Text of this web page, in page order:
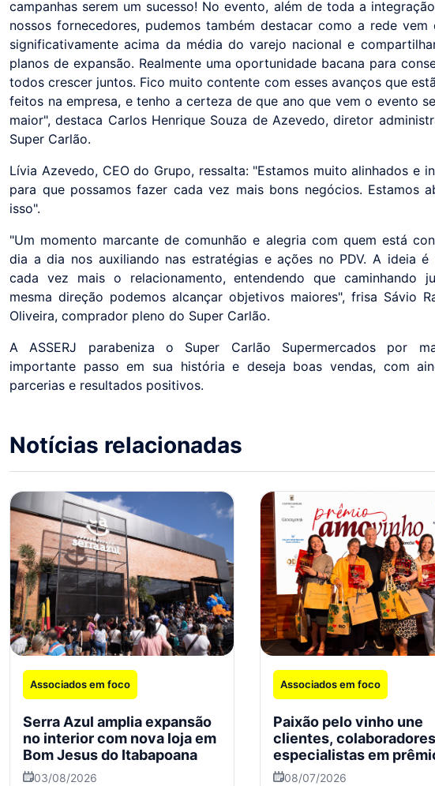
campanhas serem um sucesso! No evento, além de toda a
nossos fornecedores, pudemos também destacar como a rede vem
significativamente acima da média do varejo nacional e
planos de expansão. Realmente uma oportunidade bacana para
todos crescer juntos. Fico muito contente com esses avanços que
feitos na empresa, e tenho a certeza de que ano que vem o evento
maior", destaca Carlos Henrique Souza de Azevedo, diretor
Super Carlão.
Lívia Azevedo, CEO do Grupo, ressalta: "Estamos muito alinhados e
para que possamos fazer cada vez mais bons negócios. Estamos
isso".
"Um momento marcante de comunhão e alegria com quem está
dia a dia nos auxiliando nas estratégias e ações no PDV. A ideia é
cada vez mais o relacionamento, entendendo que caminhando
mesma direção podemos alcançar objetivos maiores", frisa Sávio
Oliveira, comprador pleno do Super Carlão.
A ASSERJ parabeniza o Super Carlão Supermercados por
importante passo em sua história e deseja boas vendas, com
parcerias e resultados positivos.
Notícias relacionadas
Associados em foco
Serra Azul amplia expansão
no interior com nova loja em
Bom Jesus do Itabapoana
03/08/2026
Associados em foco
Paixão pelo vinho une
clientes,
especialistas em
Zona Sul
08/07/2026